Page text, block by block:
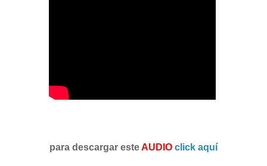
para descargar esteAUDIO click aquí